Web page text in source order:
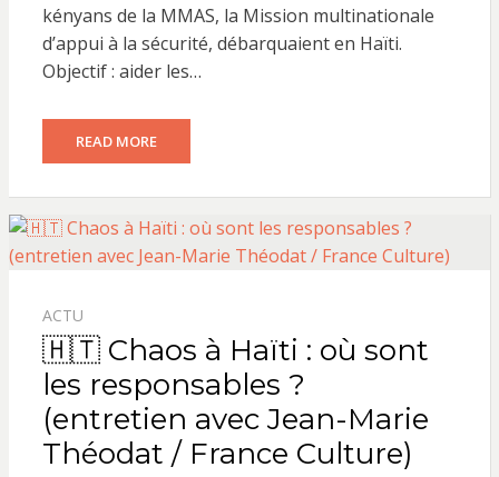
kényans de la MMAS, la Mission multinationale
d’appui à la sécurité, débarquaient en Haïti.
Objectif : aider les…
READ MORE
ACTU
🇭🇹 Chaos à Haïti : où sont
les responsables ?
(entretien avec Jean-Marie
Théodat / France Culture)